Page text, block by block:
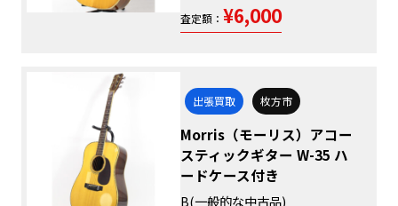
査定額： ¥6,000
出張買取 枚方市
Morris（モーリス）アコー
スティックギター W-35 ハ
ードケース付き
B(一般的な中古品)